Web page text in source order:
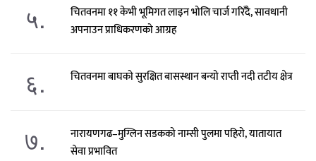
५.
चितवनमा ११ केभी भूमिगत लाइन भोलि चार्ज गरिँदै, सावधानी
अपनाउन प्राधिकरणको आग्रह
६. चितवनमा बाघको सुरक्षित बासस्थान बन्यो राप्ती नदी तटीय क्षेत्र
७.
नारायणगढ–मुग्लिन सडकको नाम्सी पुलमा पहिरो, यातायात
सेवा प्रभावित